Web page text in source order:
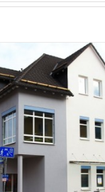
&
zu
QBV